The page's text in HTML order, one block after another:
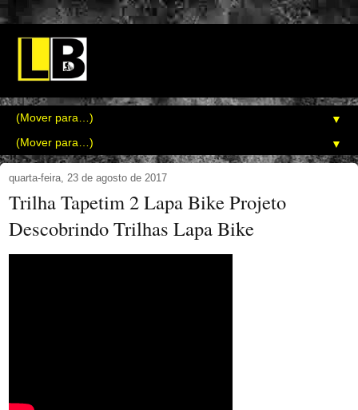
▼
▼
quarta-feira, 23 de agosto de 2017
Trilha Tapetim 2 Lapa Bike Projeto
Descobrindo Trilhas Lapa Bike